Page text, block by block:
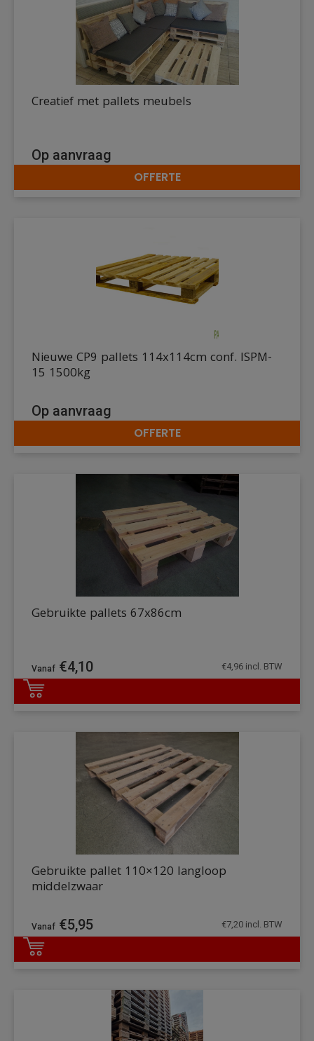
DETAILS
Creatief met pallets meubels
Op aanvraag
OFFERTE
DETAILS
Nieuwe CP9 pallets 114x114cm conf. ISPM-
15 1500kg
Op aanvraag
OFFERTE
DETAILS
Gebruikte pallets 67x86cm
€4,10 €4,96 incl. BTW
DETAILS
Gebruikte pallet 110×120 langloop
middelzwaar
€5,95 €7,20 incl. BTW